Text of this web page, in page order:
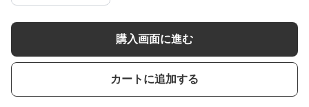
購入画面に進む
カートに追加する